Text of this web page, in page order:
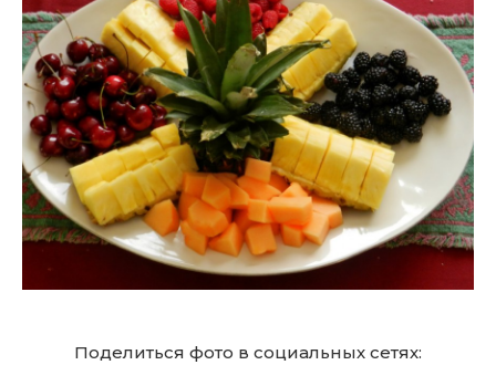
Поделиться фото в социальных сетях: